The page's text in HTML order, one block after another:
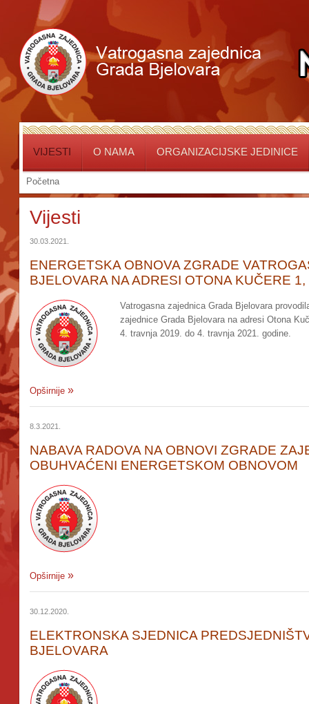
VIJESTI O NAMA ORGANIZACIJSKE JEDINICE
Početna
Vijesti
30.03.2021.
ENERGETSKA OBNOVA ZGRADE
BJELOVARA NA ADRESI OTONA KUČERE
Vatrogasna zajednica Grada Bjelovara
zajednice Grada Bjelovara na adresi Otona
4. travnja 2019. do 4. travnja 2021. godine.
Opširnije
8.3.2021.
NABAVA RADOVA NA OBNOVI ZGRADE
OBUHVAĆENI ENERGETSKOM OBNOVOM
Opširnije
30.12.2020.
ELEKTRONSKA SJEDNICA
BJELOVARA